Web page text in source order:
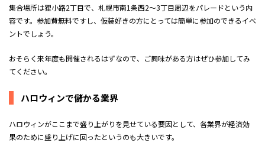
集合場所は狸小路2丁目で、札幌市南1条西2〜3丁目周辺をパレードという内
容です。参加費無料ですし、仮装好きの方にとっては簡単に参加のできるイベ
ントでしょう。
おそらく来年度も開催されるはずなので、ご興味がある方はぜひ参加してみ
てください。
ハロウィンで儲かる業界
ハロウィンがここまで盛り上がりを見せている要因として、各業界が経済効
果のために盛り上げに回ったというのも大きいです。